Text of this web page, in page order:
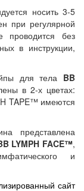
носить 3-5
при регулярной
проводится без
в инструкции,
для тела BB
в 2-х цветах:
TAPE™ имеются
представлена
LYMPH FACE™,
и
сайт